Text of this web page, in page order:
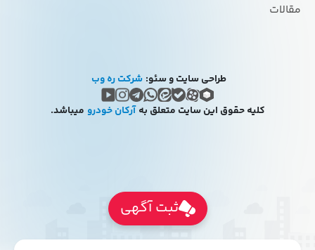
مقالات
طراحی سایت و سئو: شرکت ره وب
کلیه حقوق این سایت متعلق به آرکان خودرو میباشد.
ثبت آگهی